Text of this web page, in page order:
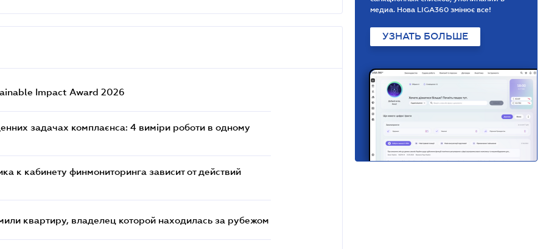
Impact Award 2026
задачах комплаєнса: 4 виміри роботи в одному
к кабинету финмониторинга зависит от действий
квартиру, владелец которой находилась за рубежом
медиа. Нова LIGA360 змінює все!
УЗНАТЬ БОЛЬШЕ